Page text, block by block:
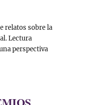
relatos sobre la
Lectura
perspectiva